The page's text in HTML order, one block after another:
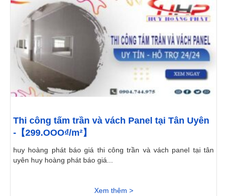
Thi công tấm trần và vách Panel tại Tân Uyên
-【299.OOO₫/m²】
huy hoàng phát báo giá thi công trần và vách panel tại tân
uyên huy hoàng phát báo giá...
Xem thêm >